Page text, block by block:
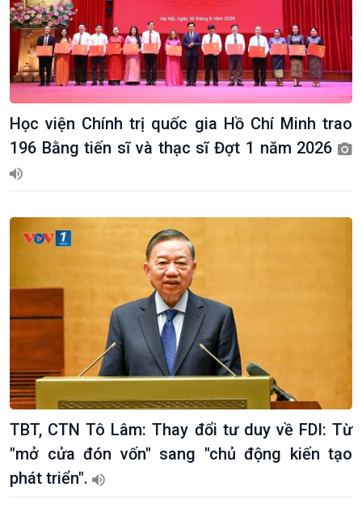
Kinh tế
Trước giờ mở cửa
Dòng chảy Kinh tế
Sức sống hàng Việt
Khởi nghiệp
Tuyên chiến với gian lận
thương mại
Nông nghiệp & Biển đảo
Tin Nông nghiệp & Biển
đảo
Mùa vàng
Biển đảo Việt Nam
Tâm tình biên giới và hải
đảo
Học viện Chính trị quốc gia Hồ Chí Minh trao
196 Bằng tiến sĩ và thạc sĩ Đợt 1 năm 2026
TBT, CTN Tô Lâm: Thay đổi tư duy về FDI: Từ
"mở cửa đón vốn" sang "chủ động kiến tạo
phát triển".